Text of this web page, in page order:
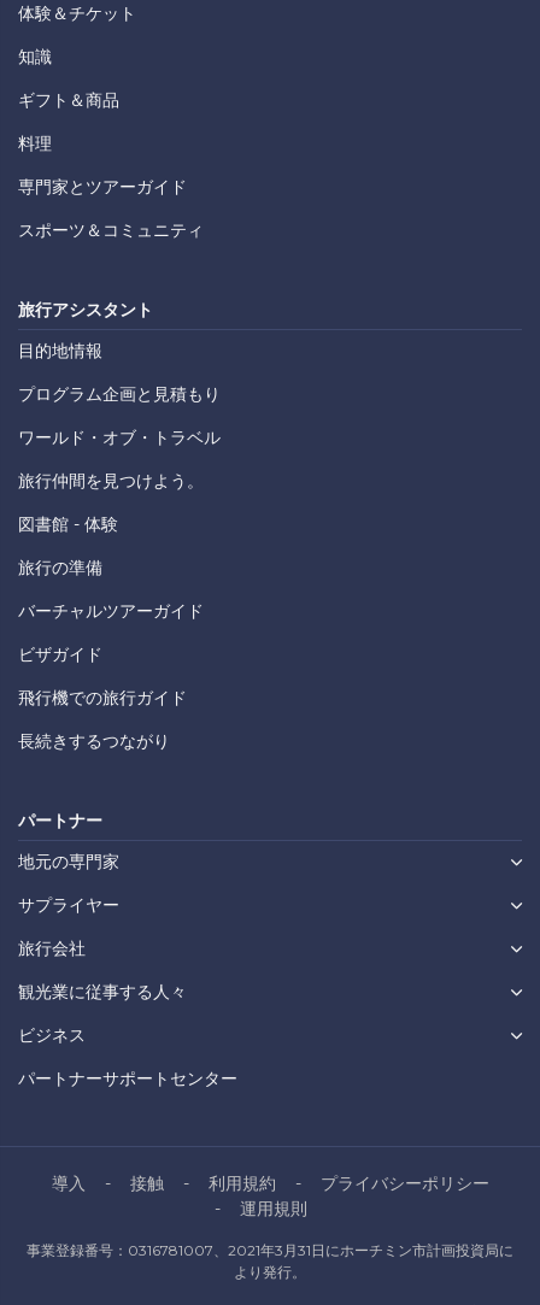
体験＆チケット
知識
ギフト＆商品
料理
専門家とツアーガイド
スポーツ＆コミュニティ
旅行アシスタント
目的地情報
プログラム企画と見積もり
ワールド・オブ・トラベル
旅行仲間を見つけよう。
図書館 - 体験
旅行の準備
バーチャルツアーガイド
ビザガイド
飛行機での旅行ガイド
長続きするつながり
パートナー
地元の専門家
サプライヤー
旅行会社
観光業に従事する人々
ビジネス
パートナーサポートセンター
導入 接触 利用規約
プライバシーポリシー
運用規則
事業登録番号：0316781007、2021年3月31日にホーチミン市計画投資局に
より発行。